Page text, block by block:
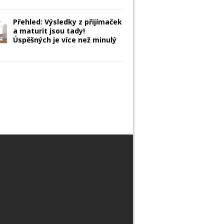
Přehled: Výsledky z přijímaček
a maturit jsou tady!
Úspěšných je více než minulý